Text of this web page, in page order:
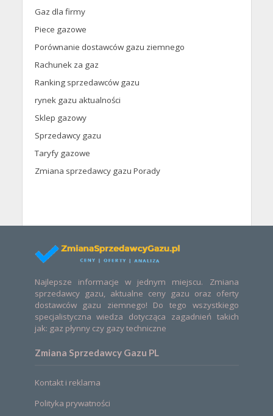
Gaz dla firmy
Piece gazowe
Porównanie dostawców gazu ziemnego
Rachunek za gaz
Ranking sprzedawców gazu
rynek gazu aktualności
Sklep gazowy
Sprzedawcy gazu
Taryfy gazowe
Zmiana sprzedawcy gazu Porady
Najlepsze informacje w jednym miejscu. Zmiana
sprzedawcy gazu, aktualne ceny gazu oraz oferty
dostawców gazu ziemnego! Do tego wszystkiego
specjalistyczna wiedza dotycząca zagadnień takich
jak: gaz płynny czy gazy techniczne
Zmiana Sprzedawcy Gazu PL
Kontakt i reklama
Polityka prywatności